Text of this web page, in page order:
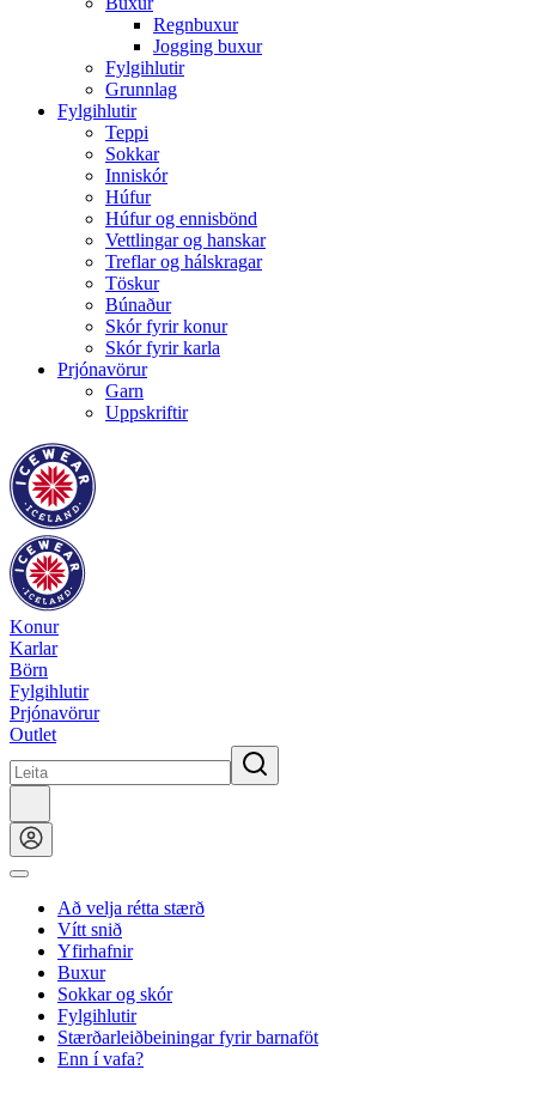
Regnbuxur
Jogging buxur
Fylgihlutir
Grunnlag
Fylgihlutir
Teppi
Sokkar
Inniskór
Húfur
Húfur og ennisbönd
Vettlingar og hanskar
Treflar og hálskragar
Töskur
Búnaður
Skór fyrir konur
Skór fyrir karla
Prjónavörur
Garn
Uppskriftir
Konur
Karlar
Börn
Fylgihlutir
Prjónavörur
Outlet
Að velja rétta stærð
Vítt snið
Yfirhafnir
Buxur
Sokkar og skór
Fylgihlutir
Stærðarleiðbeiningar fyrir barnaföt
Enn í vafa?